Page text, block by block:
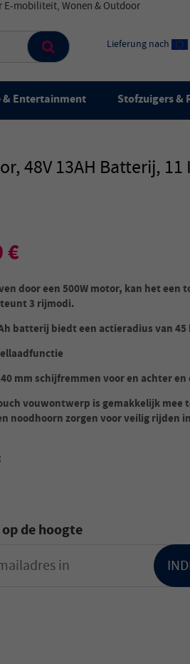
Lieferung nach
& Entertainment Stofzuigers &
48V 13AH Batterij,
€
door een 500W motor, kan het een
3 rijmodi.
batterij biedt een actieradius van 45
mm schijfremmen voor en achter
vouwontwerp is gemakkelijk mee
noodhoorn zorgen voor veilig rijden
de hoogte